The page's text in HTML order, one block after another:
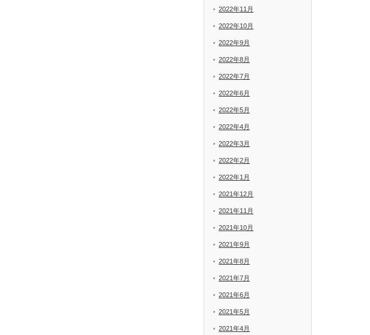
2022年11月
2022年10月
2022年9月
2022年8月
2022年7月
2022年6月
2022年5月
2022年4月
2022年3月
2022年2月
2022年1月
2021年12月
2021年11月
2021年10月
2021年9月
2021年8月
2021年7月
2021年6月
2021年5月
2021年4月